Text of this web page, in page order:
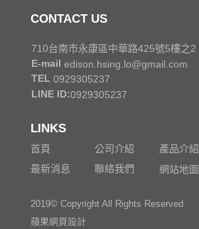
CONTACT US
710台南市永康區中華路425號5樓之2
E-mail edison.hsing.lo@gmail.com
TEL 0929305237
LINE ID:0929305237
LINKS
首頁 公司介紹 產品介紹
最新消息
聯絡我們 網站地圖
2019© Copyright All Rights Reserved
蘋果網頁設計